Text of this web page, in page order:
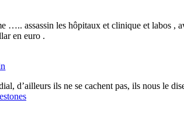
….. assassin les hôpitaux et clinique et labos ,
en euro .
d’ailleurs ils ne se cachent pas, ils nous le